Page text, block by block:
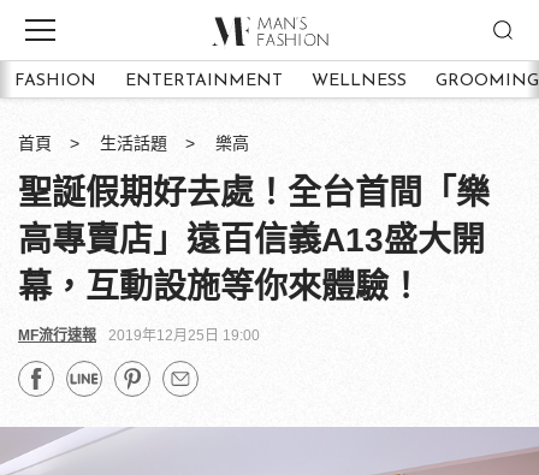
FASHION ENTERTAINMENT WELLNESS GROOMING
首頁 生活話題 樂高
聖誕假期好去處！全台首間「樂
高專賣店」遠百信義A13盛大開
幕，互動設施等你來體驗！
MF流行速報 2019年12月25日 19:00